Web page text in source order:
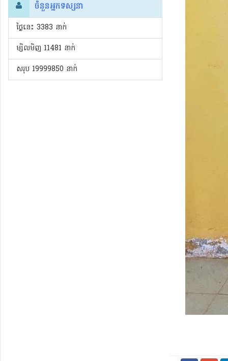
ចំនួនអ្នកទស្សនា
ថ្ងៃនេះ​ 3383 នាក់
ម្សិលមិញ 11481 នាក់
សរុប 19999850 នាក់